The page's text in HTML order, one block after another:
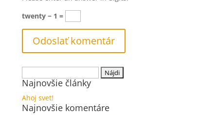
twenty − 1 =
Najnovšie články
Ahoj svet!
Najnovšie komentáre